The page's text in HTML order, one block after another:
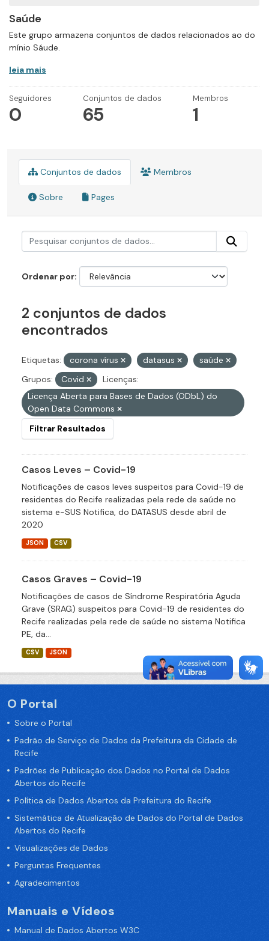
Saúde
Este grupo armazena conjuntos de dados relacionados ao do
mínio Sáude.
leia mais
Seguidores
0
Conjuntos de dados
65
Membros
1
Conjuntos de dados Membros
Sobre Pages
Ordenar por
2 conjuntos de dados
encontrados
Etiquetas: corona vírus datasus
saúde
Grupos:
Covid
Licenças:
Licença Aberta para Bases de Dados (ODbL) do
Open Data Commons
Filtrar Resultados
Casos Leves – Covid-19
Notificações de casos leves suspeitos para Covid-19 de
residentes do Recife realizadas pela rede de saúde no
sistema e-SUS Notifica, do DATASUS desde abril de
2020
JSON CSV
Casos Graves – Covid-19
Notificações de casos de Síndrome Respiratória Aguda
Grave (SRAG) suspeitos para Covid-19 de residentes do
Recife realizadas pela rede de saúde no sistema Notifica
PE, da...
CSV JSON
O Portal
Sobre o Portal
Padrão de Serviço de Dados da Prefeitura da Cidade de
Recife
Padrões de Publicação dos Dados no Portal de Dados
Abertos do Recife
Política de Dados Abertos da Prefeitura do Recife
Sistemática de Atualização de Dados do Portal de Dados
Abertos do Recife
Visualizações de Dados
Perguntas Frequentes
Agradecimentos
Manuais e Vídeos
Manual de Dados Abertos W3C